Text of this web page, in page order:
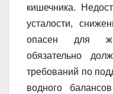
кишечника.
усталости,
опасен для
обязательно
требований по
водного